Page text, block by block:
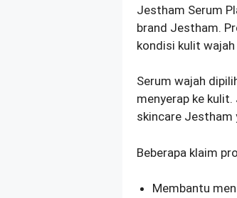
Jestham Serum
brand Jestham.
kondisi kulit
Serum wajah
menyerap ke
skincare Jestham
Beberapa klaim
Membantu